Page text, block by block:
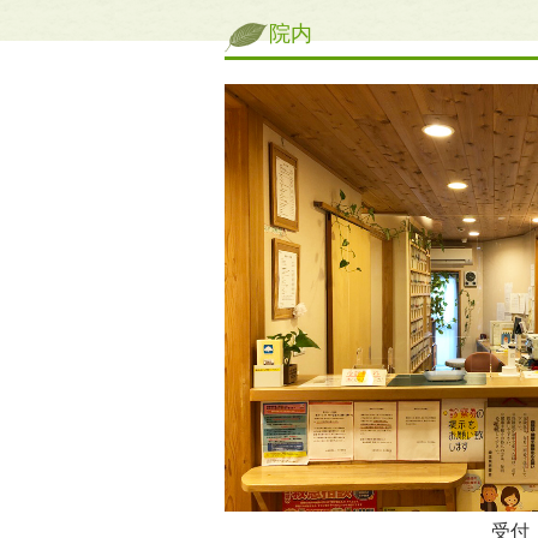
院内
受付